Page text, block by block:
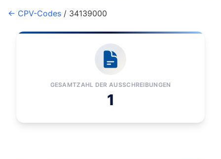
← CPV-Codes / 34139000
GESAMTZAHL DER AUSSCHREIBUNGEN
1